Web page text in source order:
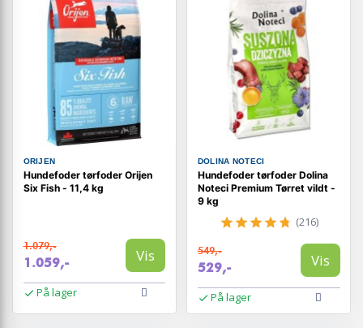
ORIJEN
Hundefoder tørfoder Orijen
Six Fish - 11,4 kg
1.079,-
1.059,- Vis
På lager
DOLINA NOTECI
Hundefoder tørfoder Dolina
Noteci Premium Tørret vildt -
9 kg
(216)
549,-
529,- Vis
På lager